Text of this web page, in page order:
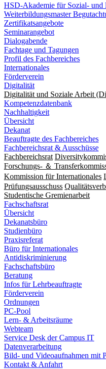
HSD-Akademie für Sozial- und
Weiterbildungsmaster
Zertifikatsangebote
Seminarangebot
Dialogabende
Fachtage und Tagungen
Profil des Fachbereiches
Internationales
Förderverein
Digitalität
Digitalität und Soziale Arbeit
Kompetenzdatenbank
Nachhaltigkeit
Übersicht
Dekanat
Beauftragte des Fachbereiches
Fachbereichsrat & Ausschüsse
Fachbereichsrat
Forschungs- ＆
Kommission für Internationales
Prüfungsausschuss
Studentische Gremienarbeit
Fachschaftsrat
Übersicht
Dekanatsbüro
Studienbüro
Praxisreferat
Büro für Internationales
Antidiskriminierung
Fachschaftsbüro
Beratung
Infos für Lehrbeauftragte
Förderverein
Ordnungen
PC-Pool
Lern- & Arbeitsräume
Webteam
Service Desk der Campus IT
Datenverarbeitung
Bild- und Videoaufnahmen mit
Kontakt & Anfahrt